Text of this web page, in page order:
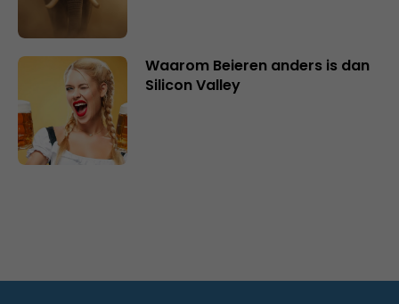
Waarom Beieren anders is dan
Silicon Valley